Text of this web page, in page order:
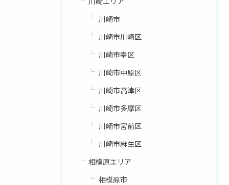
川崎市
川崎市川崎区
川崎市幸区
川崎市中原区
川崎市高津区
川崎市多摩区
川崎市宮前区
川崎市麻生区
相模原エリア
相模原市